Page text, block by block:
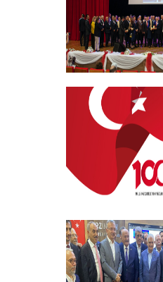
EKEV “Akademik
Ödülleri”
29 EKİM